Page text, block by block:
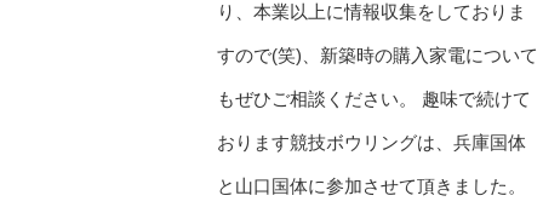
り、本業以上に情報収集をしておりま
すので(笑)、新築時の購入家電について
もぜひご相談ください。 趣味で続けて
おります競技ボウリングは、兵庫国体
と山口国体に参加させて頂きました。